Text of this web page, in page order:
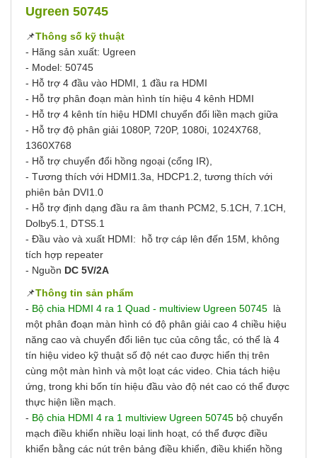
Ugreen 50745
📌Thông số kỹ thuật
- Hãng sản xuất: Ugreen
- Model: 50745
- Hỗ trợ 4 đầu vào HDMI, 1 đầu ra HDMI
- Hỗ trợ phân đoạn màn hình tín hiệu 4 kênh HDMI
- Hỗ trợ 4 kênh tín hiệu HDMI chuyển đổi liền mạch giữa
- Hỗ trợ độ phân giải 1080P, 720P, 1080i, 1024X768,
1360X768
- Hỗ trợ chuyển đổi hồng ngoại (cổng IR),
- Tương thích với HDMI1.3a, HDCP1.2, tương thích với
phiên bản DVI1.0
- Hỗ trợ định dạng đầu ra âm thanh PCM2, 5.1CH, 7.1CH,
Dolby5.1, DTS5.1
- Đầu vào và xuất HDMI: hỗ trợ cáp lên đến 15M, không
tích hợp repeater
- Nguồn DC 5V/2A
📌Thông tin sản phẩm
- Bộ chia HDMI 4 ra 1 Quad - multiview Ugreen 50745 là
một phân đoạn màn hình có độ phân giải cao 4 chiều hiệu
năng cao và chuyển đổi liên tục của công tắc, có thể là 4
tín hiệu video kỹ thuật số độ nét cao được hiển thị trên
cùng một màn hình và một loạt các video. Chia tách hiệu
ứng, trong khi bốn tín hiệu đầu vào độ nét cao có thể được
thực hiện liền mạch.
- Bộ chia HDMI 4 ra 1 multiview Ugreen 50745 bộ chuyển
mạch điều khiển nhiều loại linh hoạt, có thể được điều
khiển bằng các nút trên bảng điều khiển, điều khiển hồng